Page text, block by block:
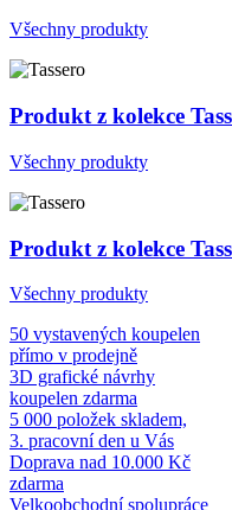
Všechny produkty
Produkt z kolekce
Všechny produkty
Produkt z kolekce
Všechny produkty
50 vystavených koupelen
přímo v prodejně
3D grafické návrhy
koupelen zdarma
5 000 položek skladem,
3. pracovní den u Vás
Doprava nad 10.000 Kč
zdarma
Velkoobchodní spolupráce